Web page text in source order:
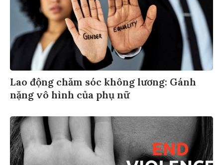
Lao động chăm sóc không lương: Gánh
nặng vô hình của phụ nữ